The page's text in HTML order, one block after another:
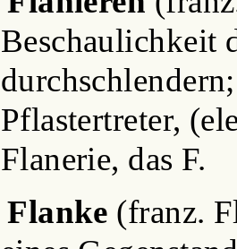
Beschaulichkeit
Pflastertreter,
Flanerie, das F.
Flanke (franz.